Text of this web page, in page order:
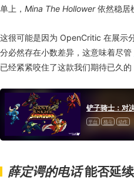
单上， Mina The Hollower依然稳居
这很可能是因为 OpenCritic 在展示
分必然存在小数差异，这意味着尽管
已经紧紧咬住了这款我们期待已久的
铲子骑士：对
平台 格斗 动作
薛定谔的电话能否延